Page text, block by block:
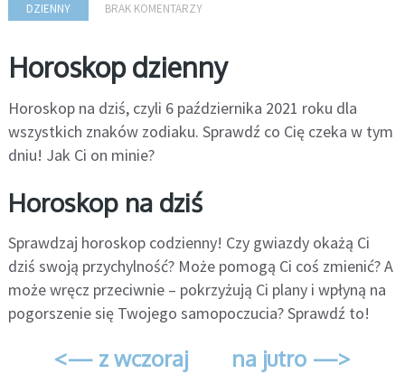
DZIENNY BRAK KOMENTARZY
Horoskop dzienny
Horoskop na dziś, czyli 6 października 2021 roku dla
wszystkich znaków zodiaku. Sprawdź co Cię czeka w tym
dniu! Jak Ci on minie?
Horoskop na dziś
Sprawdzaj horoskop codzienny! Czy gwiazdy okażą Ci
dziś swoją przychylność? Może pomogą Ci coś zmienić? A
może wręcz przeciwnie – pokrzyżują Ci plany i wpłyną na
pogorszenie się Twojego samopoczucia? Sprawdź to!
<— z wczoraj na jutro —>